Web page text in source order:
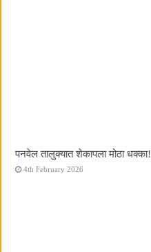
पनवेल तालुक्यात शेकापला मोठा धक्का!
4th February 2026